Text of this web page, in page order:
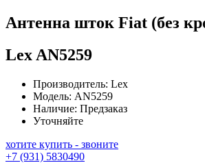
Антенна шток Fiat (без
Lex AN5259
Производитель: Lex
Модель: AN5259
Наличие: Предзаказ
Уточняйте
хотите купить - звоните
+7 (931) 5830490